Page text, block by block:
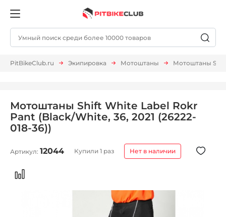
PitBikeClub.ru Экипировка Мотоштаны Мотоштаны Shift
Мотоштаны Shift White Label Rokr
Pant (Black/White, 36, 2021 (26222-
018-36))
Артикул: 12044 Купили 1 раз Нет в наличии